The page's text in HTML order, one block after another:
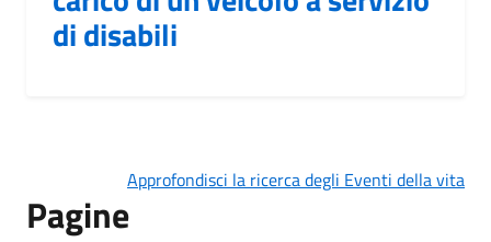
di disabili
Approfondisci la ricerca degli Eventi della vita
Pagine